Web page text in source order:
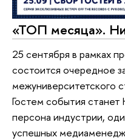
«ТОП месяца».
25 сентября в рамках
состоится очередное
межуниверситетского
Гостем события станет
персона индустрии,
успешных